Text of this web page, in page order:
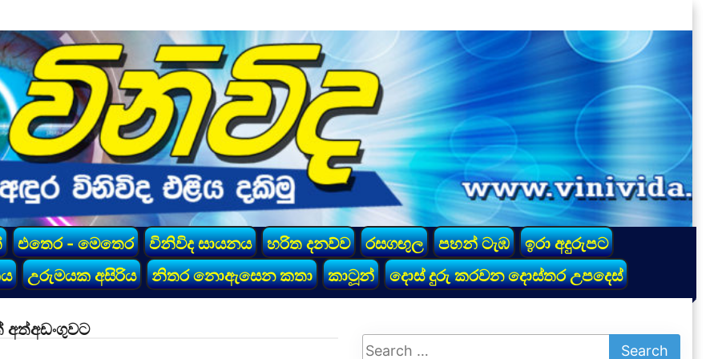
එතෙර - මෙතෙර විනිවිද සායනය හරිත දනව්ව රසගඟුල පහන් ටැඹ
ඉරා අදුරුපට
උරුමයක අසිරිය නිතර නොඇසෙන කතා කාටූන් දොස් දුරු කරවන දොස්තර උපදෙස්
අත්අඩංගුවට